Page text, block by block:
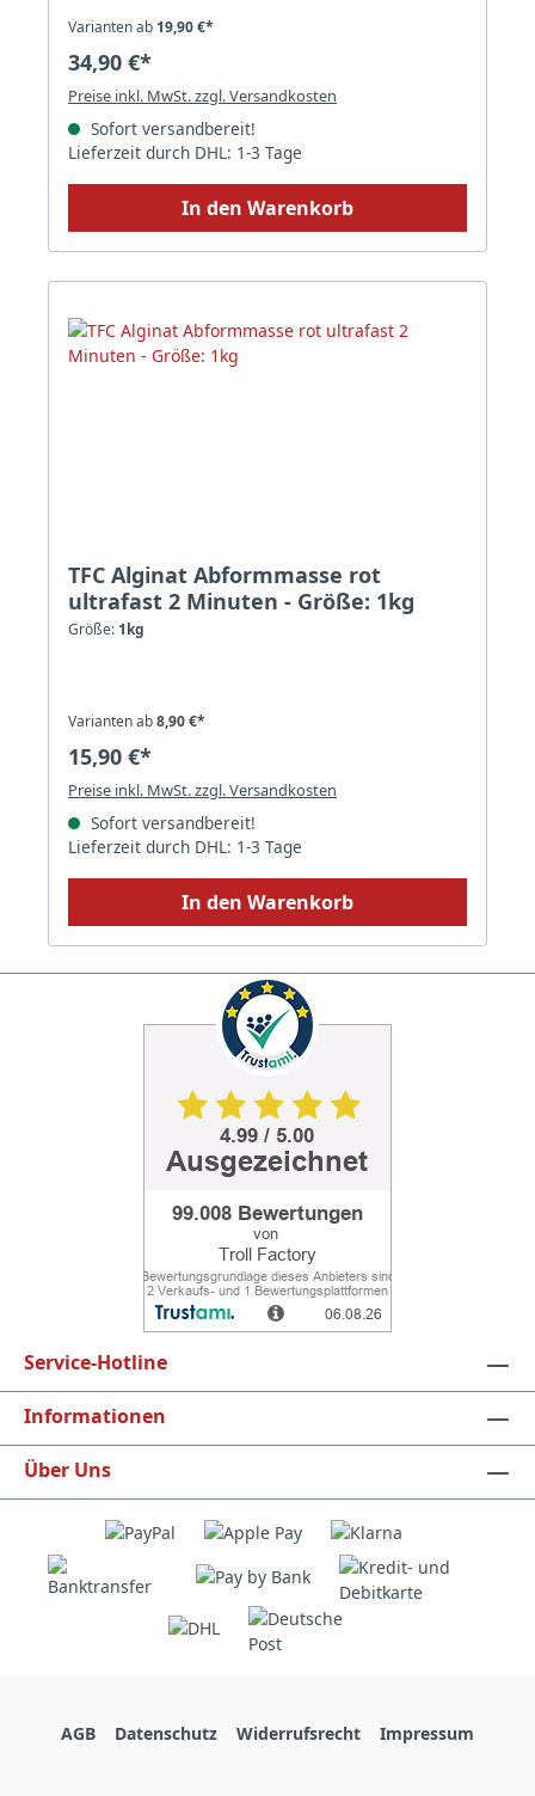
Varianten ab 19,90 €*
34,90 €*
Preise inkl. MwSt. zzgl. Versandkosten
Sofort versandbereit!
Lieferzeit durch DHL: 1-3 Tage
In den Warenkorb
TFC Alginat Abformmasse rot
ultrafast 2 Minuten - Größe: 1kg
Größe: 1kg
Varianten ab8,90 €*
15,90 €*
Preise inkl. MwSt. zzgl. Versandkosten
Sofort versandbereit!
Lieferzeit durch DHL: 1-3 Tage
In den Warenkorb
Service-Hotline
Informationen
Über Uns
AGB Datenschutz Widerrufsrecht Impressum